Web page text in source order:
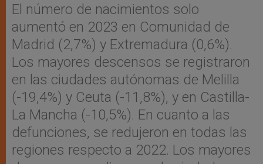
El número de nacimientos solo
aumentó en 2023 en Comunidad de
Madrid (2,7%) y Extremadura (0,6%).
Los mayores descensos se registraron
en las ciudades autónomas de Melilla
(-19,4%) y Ceuta (-11,8%), y en Castilla-
La Mancha (-10,5%). En cuanto a las
defunciones, se redujeron en todas las
regiones respecto a 2022. Los mayores